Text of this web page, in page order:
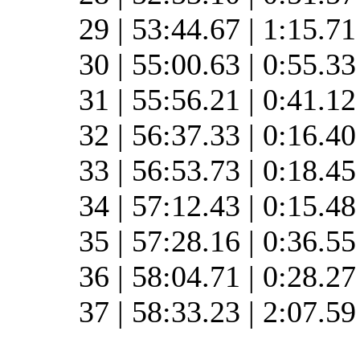
29 | 53:44.67 |
30 | 55:00.63 |
31 | 55:56.21 |
32 | 56:37.33 |
33 | 56:53.73 |
34 | 57:12.43 |
35 | 57:28.16 |
36 | 58:04.71 |
37 | 58:33.23 |